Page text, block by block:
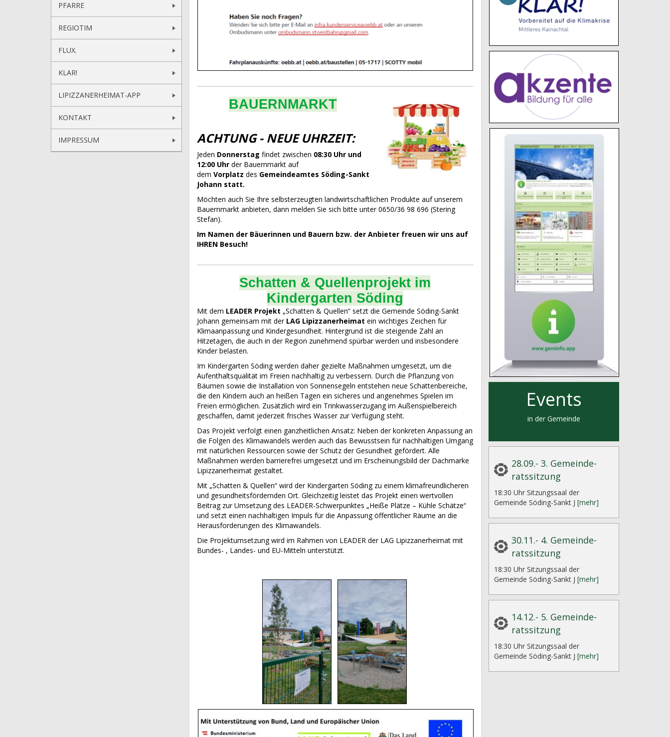
PFARRE
REGIOTIM
FLUX.
KLAR!
LIPIZZANERHEIMAT-APP
KONTAKT
IMPRESSUM
BAUERNMARKT
ACHTUNG - NEUE UHRZEIT:
Jeden Donnerstag findet zwischen 08:30 Uhr und
12:00 Uhrder Bauernmarkt auf
dem Vorplatz des Gemeindeamtes Söding-Sankt
Johann statt.
Möchten auch Sie Ihre selbsterzeugten landwirtschaftlichen Produkte auf unserem
Bauernmarkt anbieten, dann melden Sie sich bitte unter 0650/36 98 696 (Stering
Stefan).
Im Namen der Bäuerinnen und Bauern bzw. der Anbieter freuen wir uns auf
IHREN Besuch!
Schatten & Quellenprojekt im
Kindergarten Söding
Mit dem LEADER Projekt „Schatten & Quellen“ setzt die Gemeinde Söding-Sankt
Johann gemeinsam mit der LAG Lipizzanerheimat ein wichtiges Zeichen für
Klimaanpassung und Kindergesundheit. Hintergrund ist die steigende Zahl an
Hitzetagen, die auch in der Region zunehmend spürbar werden und insbesondere
Kinder belasten.
Im Kindergarten Söding werden daher gezielte Maßnahmen umgesetzt, um die
Aufenthaltsqualität im Freien nachhaltig zu verbessern. Durch die Pflanzung von
Bäumen sowie die Installation von Sonnensegeln entstehen neue Schattenbereiche,
die den Kindern auch an heißen Tagen ein sicheres und angenehmes Spielen im
Freien ermöglichen. Zusätzlich wird ein Trinkwasserzugang im Außenspielbereich
geschaffen, damit jederzeit frisches Wasser zur Verfügung steht.
Das Projekt verfolgt einen ganzheitlichen Ansatz: Neben der konkreten Anpassung an
die Folgen des Klimawandels werden auch das Bewusstsein für nachhaltigen Umgang
mit natürlichen Ressourcen sowie der Schutz der Gesundheit gefördert. Alle
Maßnahmen werden barrierefrei umgesetzt und im Erscheinungsbild der Dachmarke
Lipizzanerheimat gestaltet.
Mit „Schatten & Quellen“ wird der Kindergarten Söding zu einem klimafreundlicheren
und gesundheitsfördernden Ort. Gleichzeitig leistet das Projekt einen wertvollen
Beitrag zur Umsetzung des LEADER-Schwerpunktes „Heiße Plätze – Kühle Schätze“
und setzt einen nachhaltigen Impuls für die Anpassung öffentlicher Räume an die
Herausforderungen des Klimawandels.
Die Projektumsetzung wird im Rahmen von LEADER der LAG Lipizzanerheimat mit
Bundes- , Landes- und EU-Mitteln unterstützt.
Events
in der Gemeinde
28.09.- 3. Gemeinde-
ratssitzung
18:30 Uhr Sitzungssaal der
Gemeinde Söding-Sankt J [mehr]
30.11.- 4. Gemeinde-
ratssitzung
18:30 Uhr Sitzungssaal der
Gemeinde Söding-Sankt J [mehr]
14.12.- 5. Gemeinde-
ratssitzung
18:30 Uhr Sitzungssaal der
Gemeinde Söding-Sankt J [mehr]